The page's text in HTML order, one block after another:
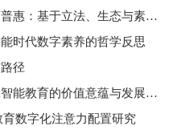
可解释人工智能何以赋能教育普惠：基于立法、生态与素养三大支柱
时代数字素养的哲学反思
径
从技术赋能到生态重塑：人工智能教育的价值意蕴与发展图景
数字化注意力配置研究